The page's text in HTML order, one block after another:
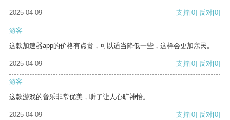
2025-04-09 支持[0] 反对[0]
游客
这款加速器app的价格有点贵，可以适当降低一些，这样会更加亲民。
2025-04-09 支持[0] 反对[0]
游客
这款游戏的音乐非常优美，听了让人心旷神怡。
2025-04-09 支持[0] 反对[0]